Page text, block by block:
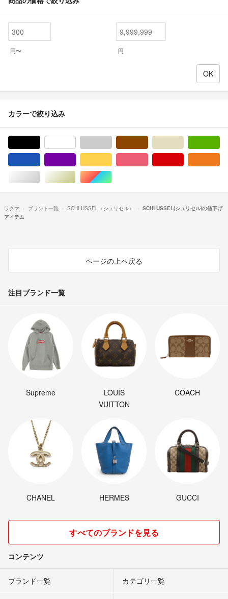
円〜 円
カラーで絞り込み
シルバー/銀色系ゴールド/金色系マルチカラー
ラクマ ブランド一覧 SCHLUSSEL（シュリセル）
SCHLUSSEL(シュリセル)の値下げ
アイテム
ページの上へ戻る
注目ブランド一覧
Supreme
LOUIS
VUITTON
COACH
CHANEL HERMES GUCCI
すべてのブランドを見る
コンテンツ
ブランド一覧 カテゴリ一覧